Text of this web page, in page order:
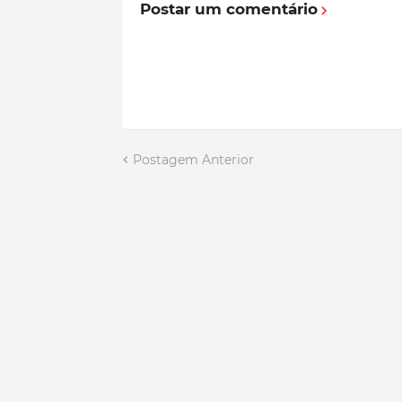
Postar um comentário
Postagem Anterior